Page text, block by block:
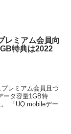
レミアム会員向
特典は2022
レミアム会員且つ
ータ容量1GB特
「UQ mobileデー